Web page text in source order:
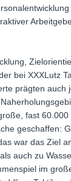
bei XXXLutz
prägten auch
fast
geschaffen:
war das Ziel
auch zu
im